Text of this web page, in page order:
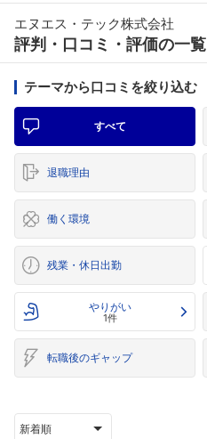
エヌエス・テック株式会社
評判・口コミ・評価の一覧
テーマから口コミを絞り込む
すべて
退職理由
働く環境
残業・休日出勤
やりがい
1件
転職後のギャップ
新着順